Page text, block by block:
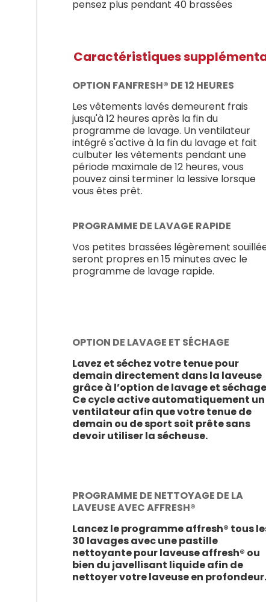
pensez plus pendant 40 brassées
Caractéristiques
OPTION FANFRESH® DE 12 HEURES
Les vêtements lavés demeurent frais
jusqu'à 12 heures après la fin du
programme de lavage. Un ventilateur
intégré s'active à la fin du lavage et fait
culbuter les vêtements pendant une
période maximale de 12 heures, vous
pouvez ainsi terminer la lessive lorsque
vous êtes prêt.
PROGRAMME DE LAVAGE RAPIDE
Vos petites brassées légèrement
seront propres en 15 minutes avec le
programme de lavage rapide.
OPTION DE LAVAGE ET SÉCHAGE
Lavez et séchez votre tenue pour
demain directement dans la laveuse
grâce à l’option de lavage et
Ce cycle active automatiquement un
ventilateur afin que votre tenue de
demain ou de sport soit prête sans
devoir utiliser la sécheuse.
PROGRAMME DE NETTOYAGE DE LA
LAVEUSE AVEC AFFRESH®
Lancez le programme affresh® tous
30 lavages avec une pastille
nettoyante pour laveuse affresh® ou
bien du javellisant liquide afin de
nettoyer votre laveuse en profondeur.